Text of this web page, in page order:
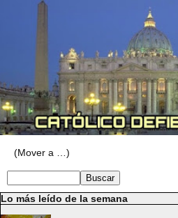
Lo más leído de la semana